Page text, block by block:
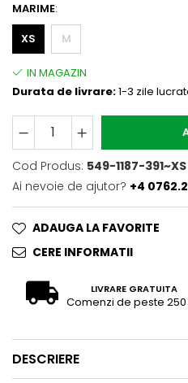
MARIME:
XS
M
Durata de livrare:1-3 zile
Cod Produs: 549-1187-391~XS
Ai nevoie de ajutor? +4
ADAUGA LA FAVORITE
CERE INFORMATII
LIVRARE GRATUITA
Comenzi de peste 250
DESCRIERE